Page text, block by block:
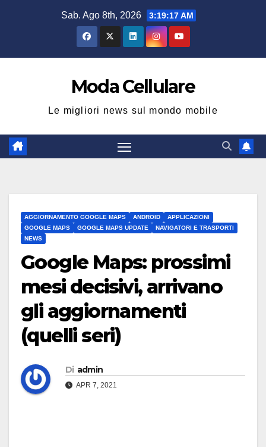
Sab. Ago 8th, 2026 3:19:18 AM
Moda Cellulare
Le migliori news sul mondo mobile
AGGIORNAMENTO GOOGLE MAPS ANDROID
APPLICAZIONI
GOOGLE MAPS
GOOGLE MAPS UPDATE
NAVIGATORI E TRASPORTI
NEWS
Google Maps: prossimi
mesi decisivi, arrivano
gli aggiornamenti
(quelli seri)
Di admin
APR 7, 2021